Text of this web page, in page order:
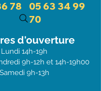
78
05 63 34 99
70
d'ouverture
Lundi 14h-19h
9h-12h et 14h-19h00
Samedi 9h-13h